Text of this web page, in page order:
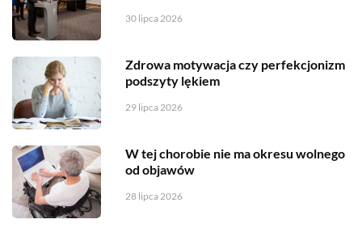
30 lipca 2026
Zdrowa motywacja czy perfekcjonizm
podszyty lękiem
29 lipca 2026
W tej chorobie nie ma okresu wolnego
od objawów
28 lipca 2026